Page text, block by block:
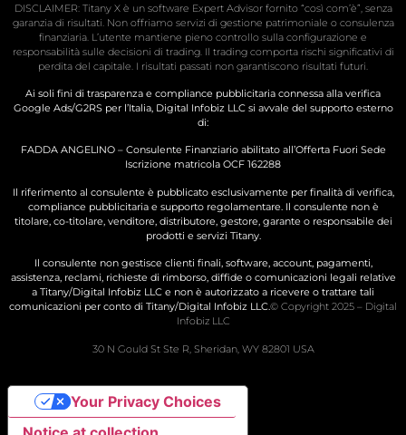
DISCLAIMER: Titany X è un software Expert Advisor fornito “così com’è”, senza
garanzia di risultati. Non offriamo servizi di gestione patrimoniale o consulenza
finanziaria. L’utente mantiene pieno controllo sulla configurazione e
responsabilità sulle decisioni di trading. Il trading comporta rischi significativi di
perdita del capitale. I risultati passati non garantiscono risultati futuri.
Ai soli fini di trasparenza e compliance pubblicitaria connessa alla verifica
Google Ads/G2RS per l’Italia, Digital Infobiz LLC si avvale del supporto esterno
di:
FADDA ANGELINO – Consulente Finanziario abilitato all’Offerta Fuori Sede
Iscrizione matricola OCF 162288
Il riferimento al consulente è pubblicato esclusivamente per finalità di verifica,
compliance pubblicitaria e supporto regolamentare. Il consulente non è
titolare, co-titolare, venditore, distributore, gestore, garante o responsabile dei
prodotti e servizi Titany.
Il consulente non gestisce clienti finali, software, account, pagamenti,
assistenza, reclami, richieste di rimborso, diffide o comunicazioni legali relative
a Titany/Digital Infobiz LLC e non è autorizzato a ricevere o trattare tali
comunicazioni per conto di Titany/Digital Infobiz LLC.© Copyright 2025 – Digital
Infobiz LLC
30 N Gould St Ste R, Sheridan, WY 82801 USA
Your Privacy Choices